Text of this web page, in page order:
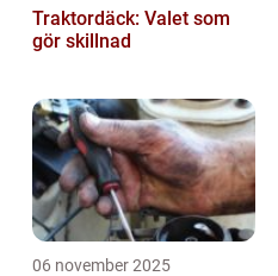
Traktordäck: Valet som
gör skillnad
06 november 2025